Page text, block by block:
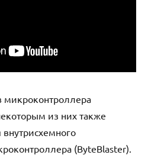
микроконтроллера
из них также
(ByteBlaster).